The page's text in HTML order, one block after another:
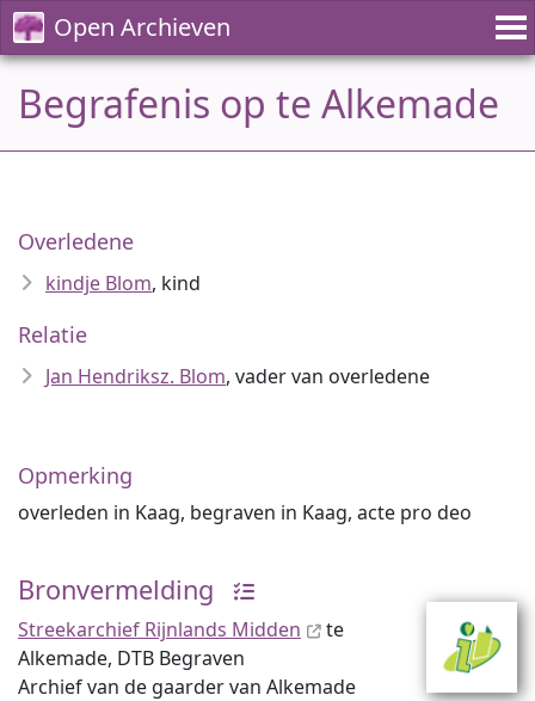
Open Archieven
Begrafenis op te Alkemade
Overledene
kindje Blom, kind
Relatie
Jan Hendriksz. Blom, vader van overledene
Opmerking
overleden in Kaag, begraven in Kaag, acte pro deo
Bronvermelding
Streekarchief Rijnlands Midden
te
Alkemade, DTB Begraven
Archief van de gaarder van Alkemade